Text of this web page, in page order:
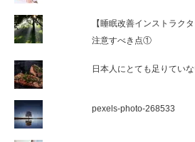
【睡眠改善インストラク
注意すべき点①
日本人にとても足りてい
pexels-photo-268533